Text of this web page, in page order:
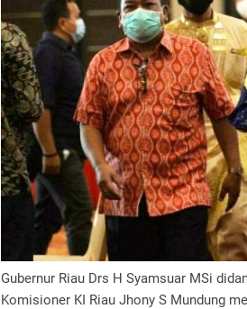
Gubernur Riau Drs H Syamsuar MSi
Komisioner KI Riau Jhony S Mundung